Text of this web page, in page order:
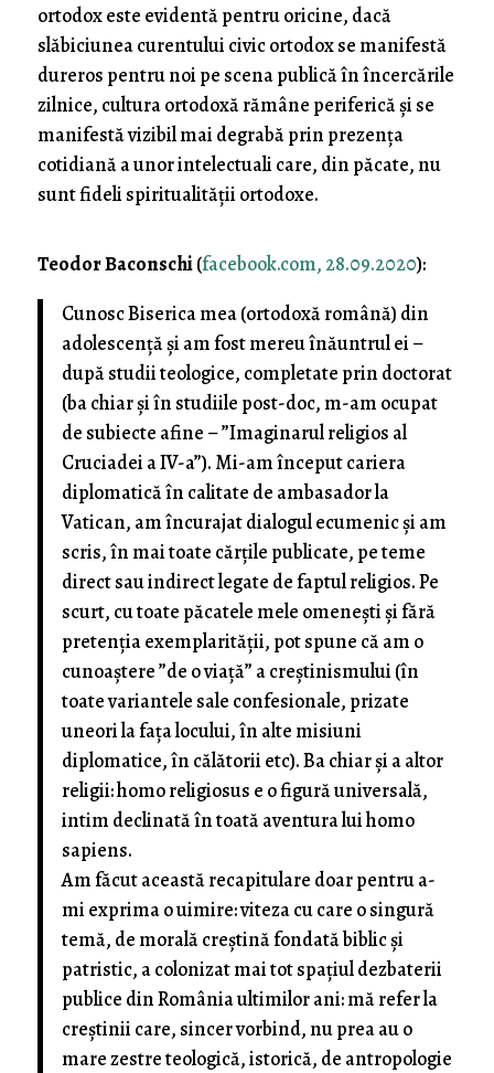
ortodox este evidentă pentru oricine, dacă
slăbiciunea curentului civic ortodox se manifestă
dureros pentru noi pe scena publică în încercările
zilnice, cultura ortodoxă rămâne periferică şi se
manifestă vizibil mai degrabă prin prezenţa
cotidiană a unor intelectuali care, din păcate, nu
sunt fideli spiritualităţii ortodoxe.
Teodor Baconschi(facebook.com, 28.09.2020):
Cunosc Biserica mea (ortodoxă română) din
adolescență și am fost mereu înăuntrul ei –
după studii teologice, completate prin doctorat
(ba chiar și în studiile post-doc, m-am ocupat
de subiecte afine – ”Imaginarul religios al
Cruciadei a IV-a”). Mi-am început cariera
diplomatică în calitate de ambasador la
Vatican, am încurajat dialogul ecumenic și am
scris, în mai toate cărțile publicate, pe teme
direct sau indirect legate de faptul religios. Pe
scurt, cu toate păcatele mele omenești și fără
pretenția exemplarității, pot spune că am o
cunoaștere ”de o viață” a creștinismului (în
toate variantele sale confesionale, prizate
uneori la fața locului, în alte misiuni
diplomatice, în călătorii etc). Ba chiar și a altor
religii: homo religiosus e o figură universală,
intim declinată în toată aventura lui homo
sapiens.
Am făcut această recapitulare doar pentru a-
mi exprima o uimire: viteza cu care o singură
temă, de morală creștină fondată biblic și
patristic, a colonizat mai tot spațiul dezbaterii
publice din România ultimilor ani: mă refer la
creștinii care, sincer vorbind, nu prea au o
mare zestre teologică, istorică, de antropologie